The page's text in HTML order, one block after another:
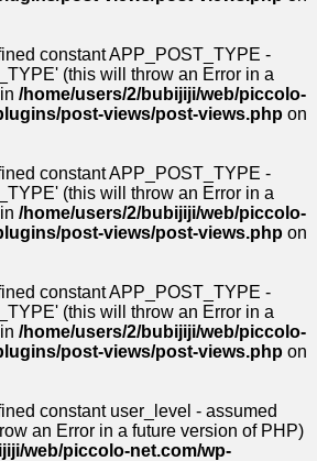
constant APP_POST_TYPE -
(this will throw an Error in a
/home/users/2/bubijiji/web/piccolo-
post-views/post-views.php on
constant APP_POST_TYPE -
(this will throw an Error in a
/home/users/2/bubijiji/web/piccolo-
post-views/post-views.php on
constant APP_POST_TYPE -
(this will throw an Error in a
/home/users/2/bubijiji/web/piccolo-
post-views/post-views.php on
constant user_level - assumed
an Error in a future version of PHP)
web/piccolo-net.com/wp-